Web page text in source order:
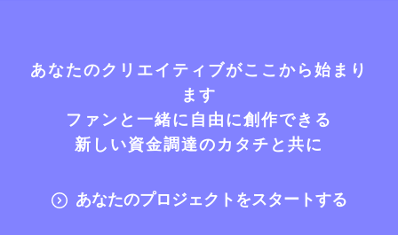
あなたのクリエイティブがここから始まり
ます
ファンと一緒に自由に創作できる
新しい資金調達のカタチと共に
あなたのプロジェクトをスタートする